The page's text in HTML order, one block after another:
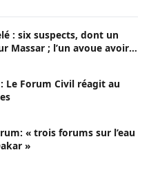
: six suspects, dont un
Massar ; l’un avoue avoir
Le Forum Civil réagit au
« trois forums sur l’eau
»